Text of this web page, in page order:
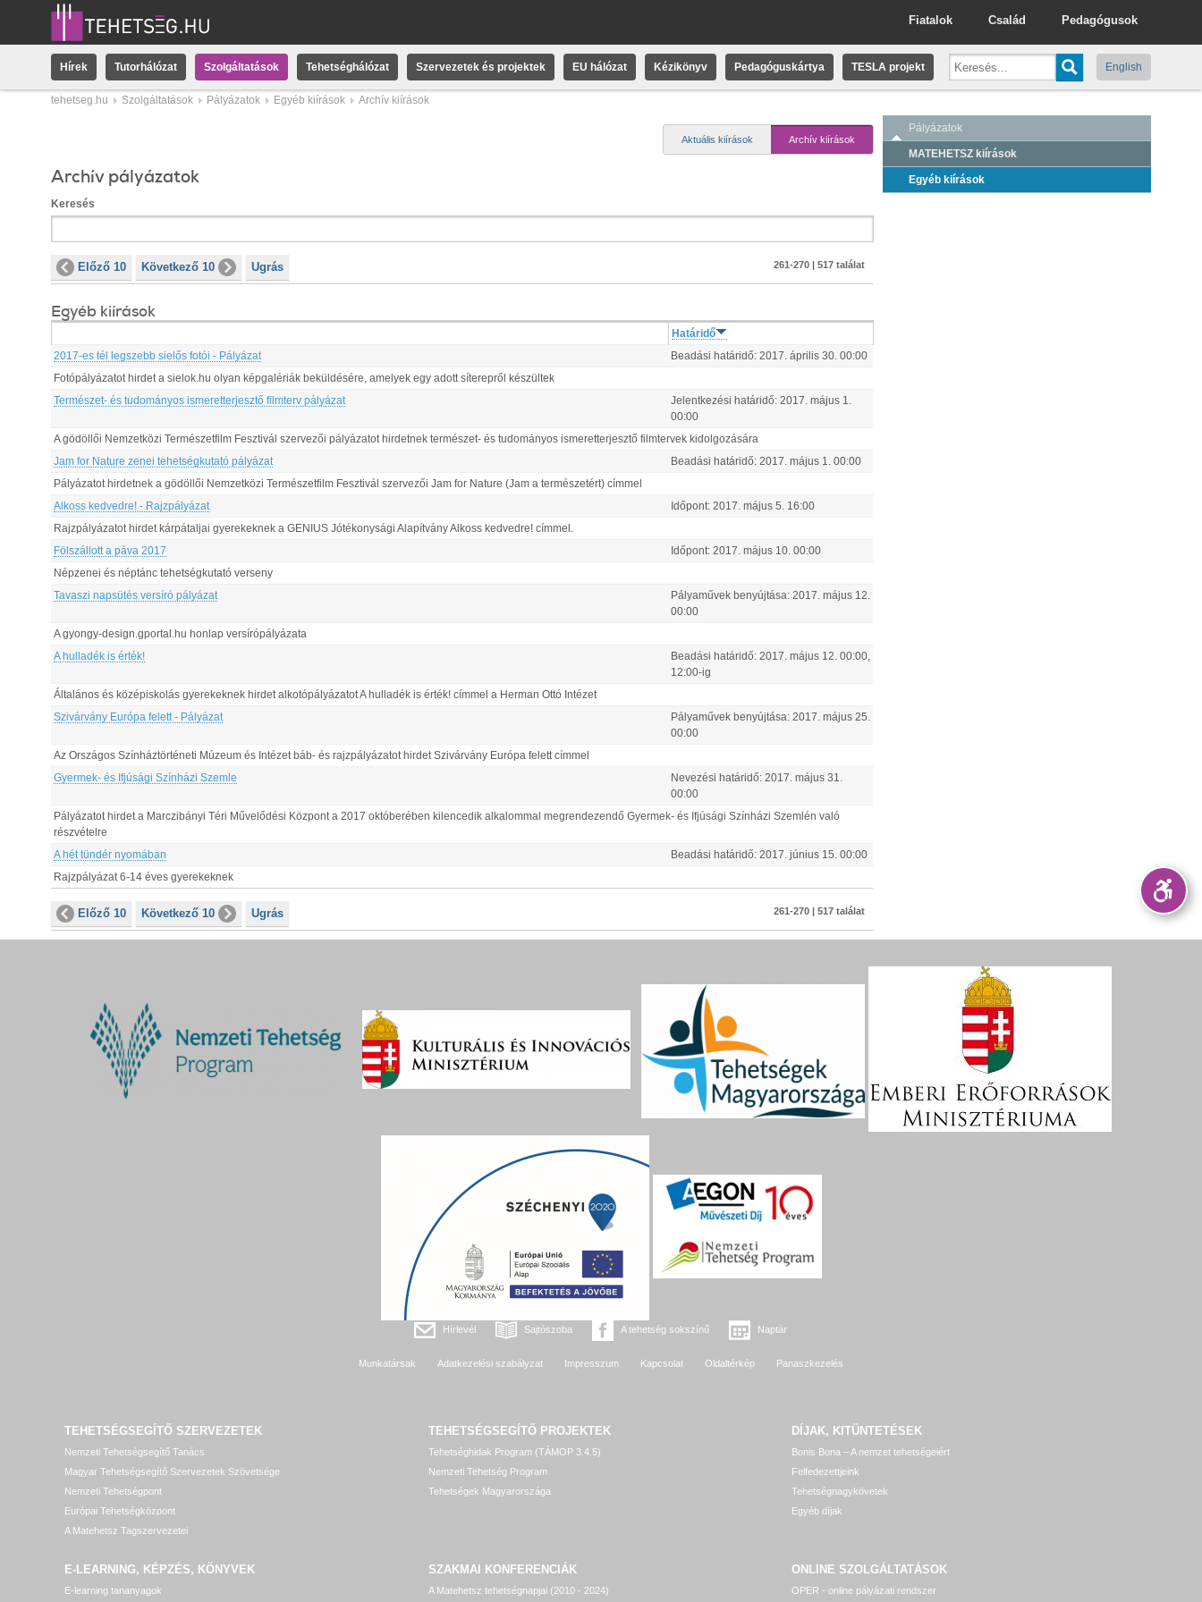
Pedagógusok
Család
Fiatalok
Hírek Tutorhálózat Szolgáltatások Tehetséghálózat Szervezetek és projektek EU hálózat Kézikönyv Pedagóguskártya TESLA projekt English
tehetseg.hu Szolgáltatások Pályázatok Egyéb kiírások Archív kiírások
Aktuális kiírások Archív kiírások
Archív pályázatok
Keresés
Előző 10 Következő 10 Ugrás 261-270 | 517 találat
Egyéb kiírások
Határidő
2017-es tél legszebb sielős fotói - Pályázat Beadási határidő: 2017. április 30 00:00
Fotópályázatot hirdet a sielok.hu olyan képgalériák beküldésére, amelyek egy adott síterepről készültek
Természet- és tudományos ismeretterjesztő filmterv pályázat Jelentkezési határidő: 2017. május 1
00:00
A gödöllői Nemzetközi Természetfilm Fesztivál szervezői pályázatot hirdetnek természet- és tudományos ismeretterjesztő filmtervek kidolgozására
Jam for Nature zenei tehetségkutató pályázat Beadási határidő: 2017. május 1 00:00
Pályázatot hirdetnek a gödöllői Nemzetközi Természetfilm Fesztivál szervezői Jam for Nature (Jam a természetért) címmel
Alkoss kedvedre! - Rajzpályázat Időpont: 2017. május 5 16:00
Rajzpályázatot hirdet kárpátaljai gyerekeknek a GENIUS Jótékonysági Alapítvány Alkoss kedvedre! címmel.
Fölszállott a páva 2017 Időpont: 2017. május 10 00:00
Népzenei és néptánc tehetségkutató verseny
Tavaszi napsütés versíró pályázat Pályaművek benyújtása: 2017. május 12
00:00
A gyongy-design.gportal.hu honlap versírópályázata
A hulladék is érték! Beadási határidő: 2017. május 12 00:00
12:00-ig
Általános és középiskolás gyerekeknek hirdet alkotópályázatot A hulladék is érték! címmel a Herman Ottó Intézet
Szivárvány Európa felett - Pályázat Pályaművek benyújtása: 2017. május 25
00:00
Az Országos Színháztörténeti Múzeum és Intézet báb- és rajzpályázatot hirdet Szivárvány Európa felett címmel
Gyermek- és Ifjúsági Színházi Szemle Nevezési határidő: 2017. május 31
00:00
Pályázatot hirdet a Marczibányi Téri Művelődési Központ a 2017 októberében kilencedik alkalommal megrendezendő Gyermek- és Ifjúsági Színházi Szemlén való
részvételre
A hét tündér nyomában Beadási határidő: 2017. június 15 00:00
Rajzpályázat 6-14 éves gyerekeknek
Előző 10 Következő 10 Ugrás 261-270 | 517 találat
Pályázatok
MATEHETSZ kiírások
Egyéb kiírások
Hírlevél Sajtószoba A tehetség sokszínű Naptár
Munkatársak Adatkezelési szabályzat Impresszum Kapcsolat Oldaltérkép Panaszkezelés
TEHETSÉGSEGÍTŐ SZERVEZETEK
Nemzeti Tehetségsegítő Tanács
Magyar Tehetségsegítő Szervezetek Szövetsége
Nemzeti Tehetségpont
Európai Tehetségközpont
A Matehetsz Tagszervezetei
TEHETSÉGSEGÍTŐ PROJEKTEK
Tehetséghidak Program (TÁMOP 3.4.5)
Nemzeti Tehetség Program
Tehetségek Magyarországa
DÍJAK, KITÜNTETÉSEK
Bonis Bona – A nemzet tehetségeiért
Felfedezettjeink
Tehetségnagykövetek
Egyéb díjak
E-LEARNING, KÉPZÉS, KÖNYVEK
E-learning tananyagok
SZAKMAI KONFERENCIÁK
A Matehetsz tehetségnapjai (2010 - 2024)
ONLINE SZOLGÁLTATÁSOK
OPER - online pályázati rendszer